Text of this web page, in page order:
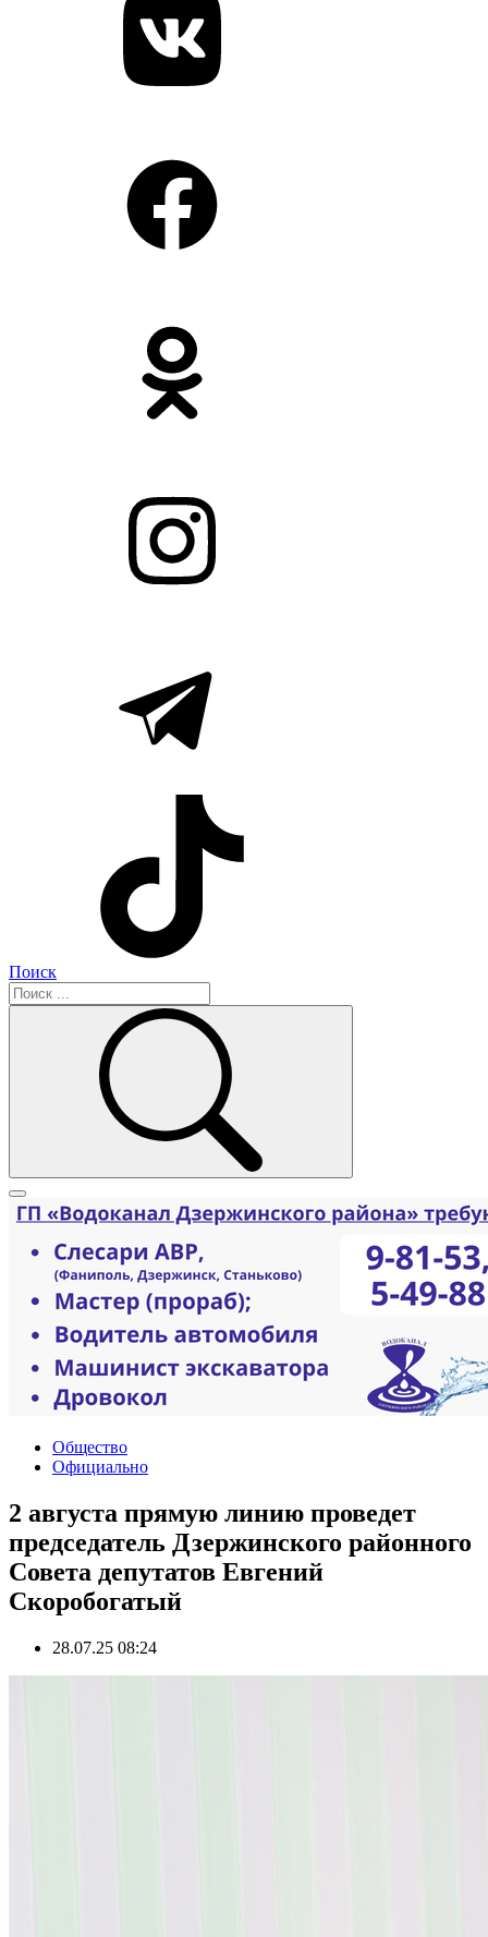
Поиск
Общество
Официально
2 августа прямую линию проведет
председатель Дзержинского районного
Совета депутатов Евгений
Скоробогатый
28.07.25 08:24